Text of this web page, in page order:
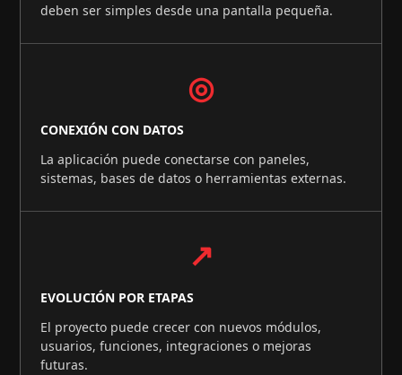
deben ser simples desde una pantalla pequeña.
◎
CONEXIÓN CON DATOS
La aplicación puede conectarse con paneles,
sistemas, bases de datos o herramientas externas.
↗
EVOLUCIÓN POR ETAPAS
El proyecto puede crecer con nuevos módulos,
usuarios, funciones, integraciones o mejoras
futuras.